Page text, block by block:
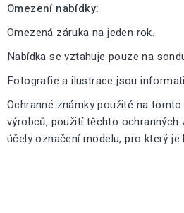
Omezení nabídky:
Omezená záruka na jeden rok.
Nabídka se vztahuje pouze na
Fotografie a ilustrace jsou
Ochranné známky použité na
výrobců, použití těchto ochranných
účely označení modelu, pro který je